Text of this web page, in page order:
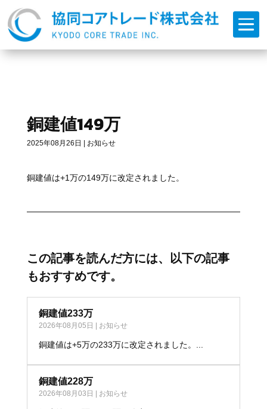

銅建値149万
2025年08月26日 | お知らせ
銅建値は+1万の149万に改定されました。
この記事を読んだ方には、以下の記事
もおすすめです。
銅建値233万
2026年08月05日 | お知らせ
銅建値は+5万の233万に改定されました。...
銅建値228万
2026年08月03日 | お知らせ